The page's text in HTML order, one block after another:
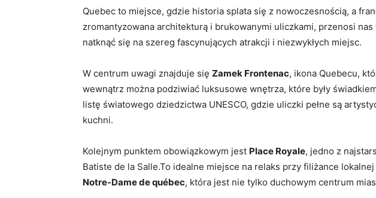
Quebec to miejsce, gdzie historia splata się z nowoczesnością, a
zromantyzowana architekturą i brukowanymi uliczkami, przenosi
natknąć się na szereg fascynujących atrakcji i niezwykłych miejsc.
W centrum uwagi znajduje się Zamek Frontenac, ikona Quebecu,
wewnątrz można podziwiać luksusowe wnętrza, które były
listę światowego dziedzictwa UNESCO, gdzie uliczki pełne są
kuchni.
Kolejnym punktem obowiązkowym jest Place Royale, jedno z
Batiste de la Salle.To idealne miejsce na relaks przy filiżance
Notre-Dame de québec, która jest nie tylko duchowym centrum